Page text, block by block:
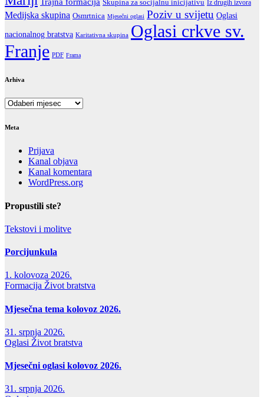
Skupina za socijalnu inicijativu Iz drugih izvora
Medijska skupina Osmrtnica Mjesečni oglasi Poziv u svijetu Oglasi
nacionalnog bratstva Karitativna skupina Oglasi crkve sv.
Franje PDF Frama
Arhiva
Arhiva
Meta
Prijava
Kanal objava
Kanal komentara
WordPress.org
Propustili ste?
Tekstovi i molitve
Porcijunkula
1. kolovoza 2026.
Formacija Život bratstva
Mjesečna tema kolovoz 2026.
31. srpnja 2026.
Oglasi Život bratstva
Mjesečni oglasi kolovoz 2026.
31. srpnja 2026.